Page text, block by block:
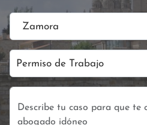
Zamora
Permiso de Trabajo